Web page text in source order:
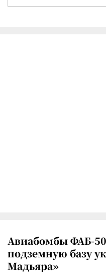
Авиабомбы ФАБ-
подземную базу
Мадьяра»